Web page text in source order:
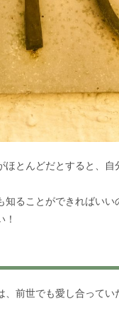
とんどだとすると、
ることができればいい
前世でも愛し合ってい